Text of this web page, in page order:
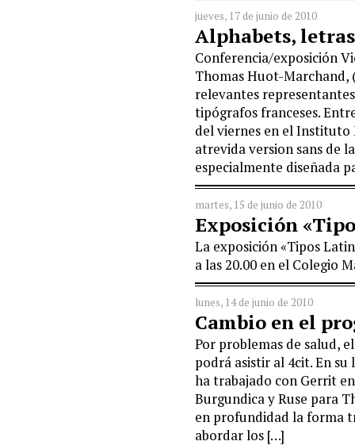
jueves, 17 de junio de 2010
Alphabets,
Conferencia/exposición
Thomas Huot-Marchand,
relevantes
tipógrafos franceses.
del viernes en el Instituto
atrevida version sans de
especialmente diseñada
martes, 15 de junio de 2010
Exposición
La exposición «Tipos
a las 20.00 en el Colegio
lunes, 14 de junio de 2010
Cambio en el
Por problemas de salud,
podrá asistir al 4cit. En su
ha trabajado con Gerrit
Burgundica y Ruse para
en profundidad la forma
abordar los […]